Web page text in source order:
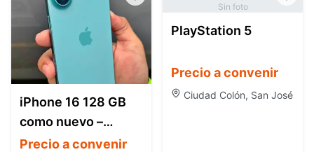
iPhone 16 128 GB
como nuevo –
Batería 98 %
Precio a convenir
Sin foto
PlayStation 5
Precio a convenir
Ciudad Colón, San José